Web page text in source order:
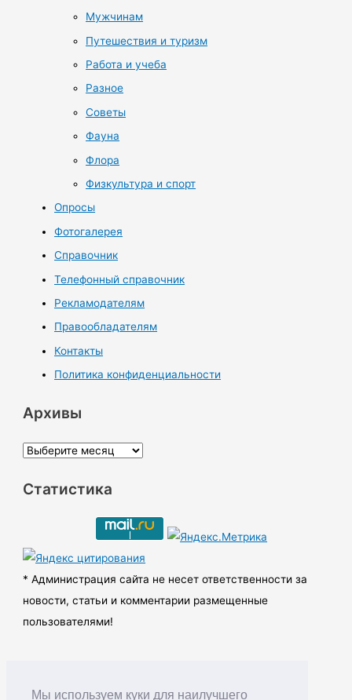
Мы используем куки для наилучшего
Мужчинам
Путешествия и туризм
Работа и учеба
Разное
Советы
Фауна
Флора
Физкультура и спорт
Опросы
Фотогалерея
Справочник
Телефонный справочник
Рекламодателям
Правообладателям
Контакты
Политика конфиденциальности
Архивы
А
х
ы
Статистика
* Администрация сайта не несет ответственности за
новости, статьи и комментарии размещенные
пользователями!